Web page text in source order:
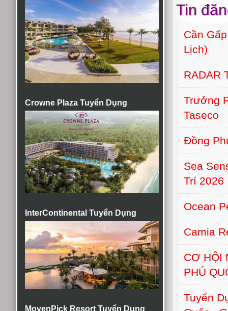
Crowne Plaza Tuyển Dụng
InterContinental Tuyển Dụng
MovenPick Resort Tuyển Dụng
Tin
Cần
Lịch)
RADAR
Trưởng
Taseco
Đồng
Sea
Trí 2026
Ocean
Camia
CƠ HỘI
PHÚ
Tuyển